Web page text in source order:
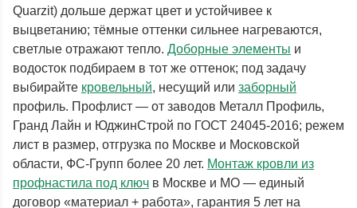
Quarzit) дольше держат цвет и устойчивее к
выцветанию; тёмные оттенки сильнее нагреваются,
светлые отражают тепло. Доборные элементы и
водосток подбираем в тот же оттенок; под задачу
выбирайте кровельный, несущий или заборный
профиль. Профлист — от заводов Металл Профиль,
Гранд Лайн и ЮджинСтрой по ГОСТ 24045-2016; режем
лист в размер, отгрузка по Москве и Московской
области, ФС-Групп более 20 лет. Монтаж кровли из
профнастила под ключ в Москве и МО — единый
договор «материал + работа», гарантия 5 лет на